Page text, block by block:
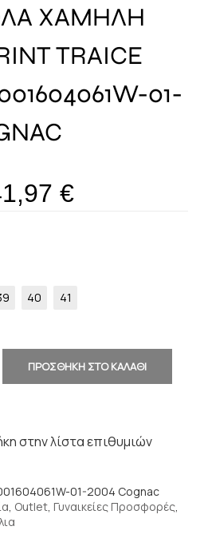
ΧΑΜΗΛΗ
TRAICE
01-
€
40 41
ΠΡΟΣΘΗΚΗ ΣΤΟ ΚΑΛΑΘΙ
στην λίστα επιθυμιών
01-2004 Cognac
, Outlet, Γυναικείες Προσφορές,